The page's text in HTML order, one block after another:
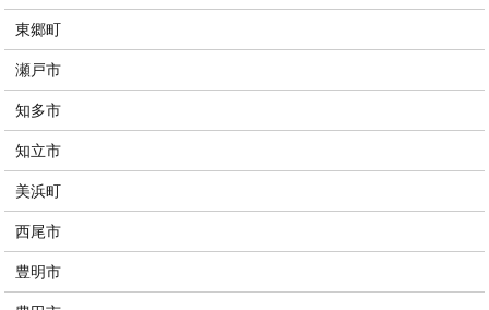
東郷町
瀬戸市
知多市
知立市
美浜町
西尾市
豊明市